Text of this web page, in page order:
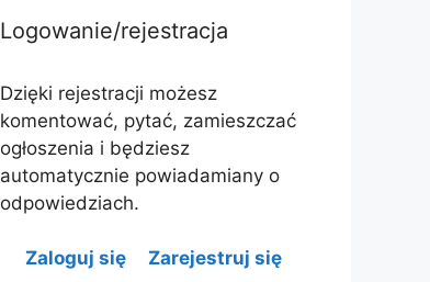
Logowanie/rejestracja
Dzięki rejestracji możesz
komentować, pytać, zamieszczać
ogłoszenia i będziesz
automatycznie powiadamiany o
odpowiedziach.
Zaloguj się Zarejestruj się